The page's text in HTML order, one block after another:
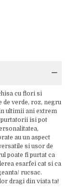
cu flori si
de verde, roz, negru
ultimii ani extrem
purtatorii isi pot
au un aspect
si usor de
poate fi purtat ca
esarfei cat si ca
rucsac.
dragi din viata ta!